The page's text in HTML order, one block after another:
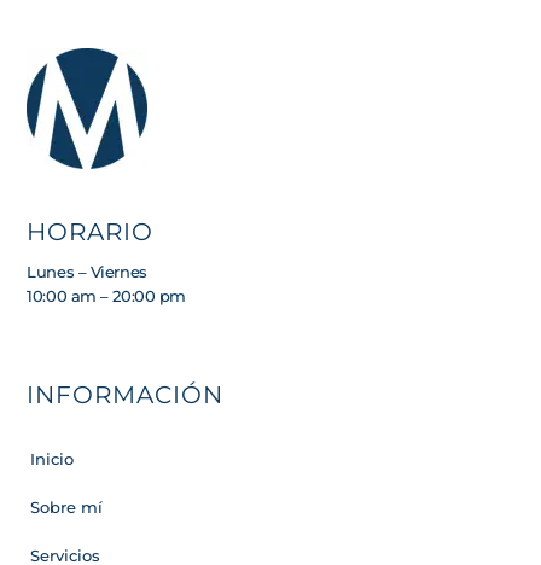
HORARIO
Lunes – Viernes
10:00 am – 20:00 pm
INFORMACIÓN
Inicio
Sobre mí
Servicios